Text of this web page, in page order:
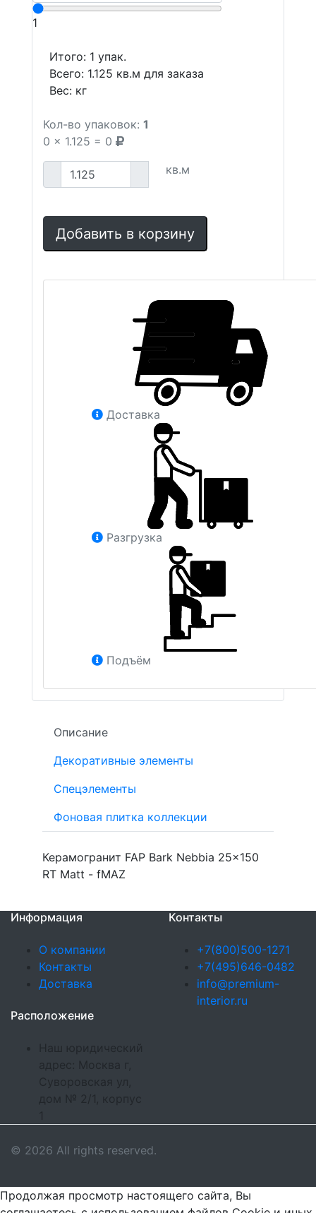
1
Итого: 1 упак.
Всего: 1.125 кв.м для заказа
Вес: кг
Кол-во упаковок: 1
0 x 1.125 = 0
кв.м
Добавить в корзину
Доставка
Разгрузка
Подъём
Описание
Декоративные элементы
Спецэлементы
Фоновая плитка коллекции
Керамогранит FAP Bark Nebbia 25x150
RT Matt - fMAZ
Информация
О компании
Контакты
Доставка
Контакты
+7(800)500-1271
+7(495)646-0482
info@premium-
interior.ru
Расположение
Наш юридический
адрес: Москва г,
Суворовская ул,
дом № 2/1, корпус
© 2026 All rights reserved.
Продолжая просмотр настоящего сайта, Вы